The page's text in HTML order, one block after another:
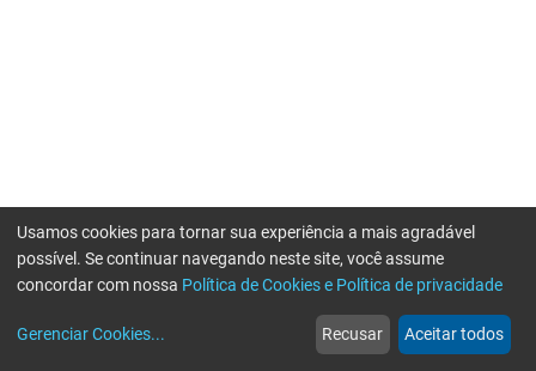
web
Notícias
more_horiz
Mais
Usamos cookies para tornar sua experiência a mais agradável
possível. Se continuar navegando neste site, você assume
concordar com nossa Política de Cookies e Política de privacidade
Gerenciar Cookies... Recusar Aceitar todos
Erro ao enviar informações, por favor tente novamente